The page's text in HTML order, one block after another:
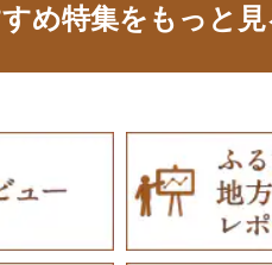
め特集をもっと